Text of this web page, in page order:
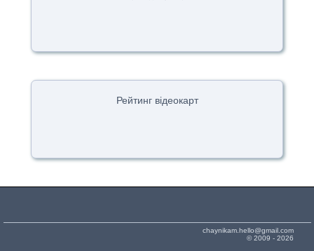
Рейтинг відеокарт
chaynikam.hello@gmail.com
© 2009 - 2026